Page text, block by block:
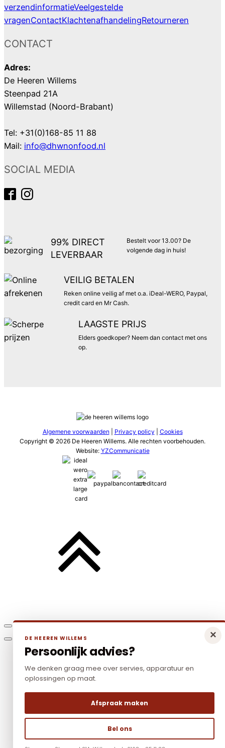
verzendinformatieVeelgestelde
vragenContactKlachtenafhandelingRetourneren
CONTACT
Adres:
De Heeren Willems
Steenpad 21A
Willemstad (Noord-Brabant)
Tel: +31(0)168-85 11 88
Mail: info@dhwnonfood.nl
SOCIAL MEDIA
99% DIRECT
LEVERBAAR
Bestelt voor 13.00? De
volgende dag in huis!
VEILIG BETALEN
Reken online veilig af met o.a. iDeal-WERO, Paypal,
credit card en Mr Cash.
LAAGSTE PRIJS
Elders goedkoper? Neem dan contact met ons
op.
Algemene voorwaarden Privacy policy
Cookies
Copyright © 2026 De Heeren Willems. Alle rechten voorbehouden.
Website: YZCommunicatie
×
DE HEEREN WILLEMS
Persoonlijk advies?
We denken graag mee over servies, apparatuur en
oplossingen op maat.
Afspraak maken
Bel ons